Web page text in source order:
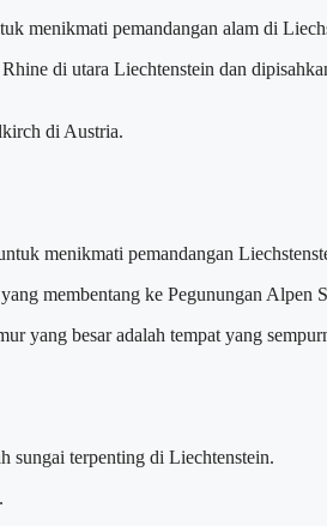
menikmati pemandangan alam di
di utara Liechtenstein dan
di Austria.
menikmati pemandangan
membentang ke Pegunungan Alpen
yang besar adalah tempat yang
sungai terpenting di Liechtenstein.